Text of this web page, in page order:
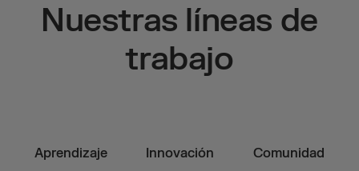
Nuestras líneas de
trabajo
Aprendizaje Innovación Comunidad